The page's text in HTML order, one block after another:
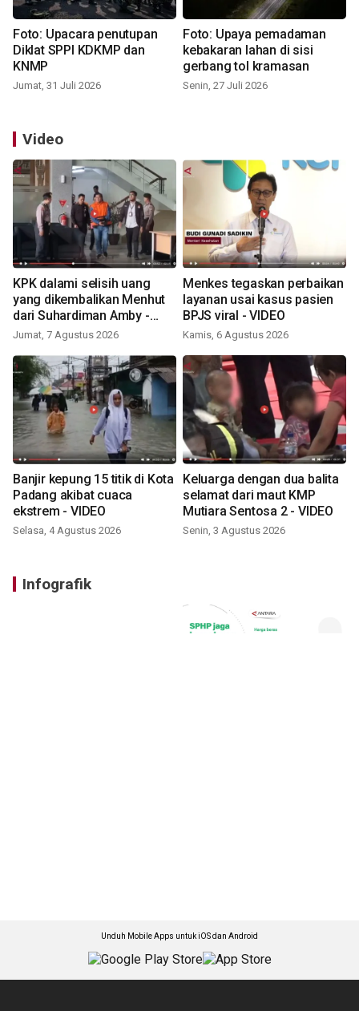
Foto: Upacara penutupan
Diklat SPPI KDKMP dan
KNMP
Jumat, 31 Juli 2026
Foto: Upaya pemadaman
kebakaran lahan di sisi
gerbang tol kramasan
Senin, 27 Juli 2026
Video
KPK dalami selisih uang
yang dikembalikan Menhut
dari Suhardiman Amby -
VIDEO
Jumat, 7 Agustus 2026
Menkes tegaskan perbaikan
layanan usai kasus pasien
BPJS viral - VIDEO
Kamis, 6 Agustus 2026
Banjir kepung 15 titik di Kota
Padang akibat cuaca
ekstrem - VIDEO
Selasa, 4 Agustus 2026
Keluarga dengan dua balita
selamat dari maut KMP
Mutiara Sentosa 2 - VIDEO
Senin, 3 Agustus 2026
Infografik
Unduh Mobile Apps untuk iOS dan Android